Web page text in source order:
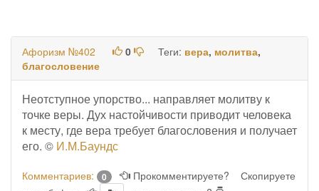
Афоризм №402 0 Теги: вера, молитва,
благословение
Неотступное упорство... направляет молитву к
точке веры. Дух настойчивости приводит человека
к месту, где вера требует благословения и получает
его. © И.М.Баундс
Комментариев: 0 Прокомментируете?
Скопируете